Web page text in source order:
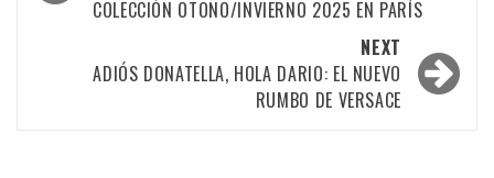
COLECCIÓN OTOÑO/INVIERNO 2025 EN PARÍS
NEXT
ADIÓS DONATELLA, HOLA DARIO: EL NUEVO
RUMBO DE VERSACE